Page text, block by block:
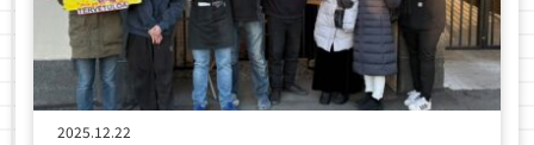
2025.12.22